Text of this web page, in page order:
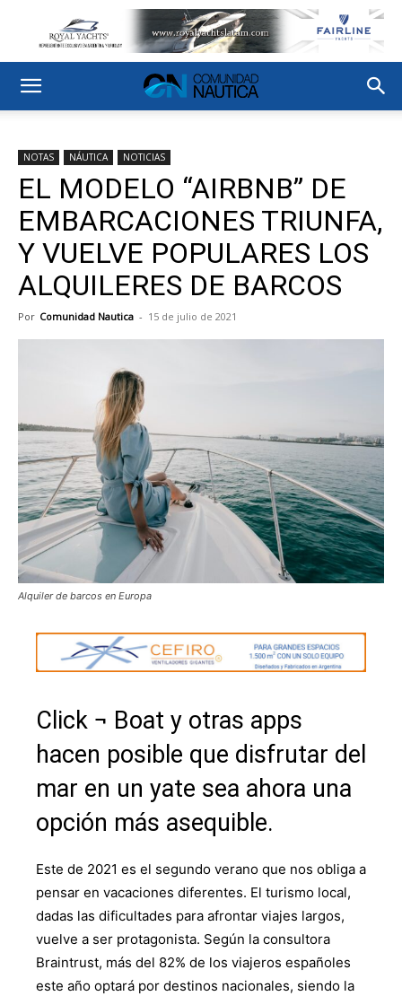
NOTAS NÁUTICA NOTICIAS
EL MODELO “AIRBNB” DE
EMBARCACIONES TRIUNFA,
Y VUELVE POPULARES LOS
ALQUILERES DE BARCOS
Por Comunidad Nautica - 15 de julio de 2021
Alquiler de barcos en Europa
Click ¬ Boat y otras apps
hacen posible que disfrutar del
mar en un yate sea ahora una
opción más asequible.
Este de 2021 es el segundo verano que nos obliga a
pensar en vacaciones diferentes. El turismo local,
dadas las dificultades para afrontar viajes largos,
vuelve a ser protagonista. Según la consultora
Braintrust, más del 82% de los viajeros españoles
este año optará por destinos nacionales, siendo la